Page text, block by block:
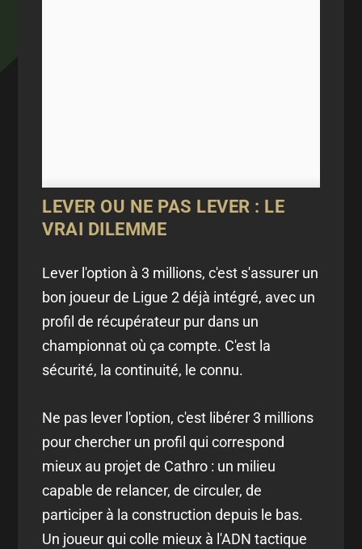
LEVER OU NE PAS LEVER : LE
VRAI DILEMME
Lever l'option à 3 millions, c'est s'assurer un
bon joueur de Ligue 2 déjà intégré, avec un
profil de récupérateur pur dans un
championnat où ça compte. C'est la
sécurité, la continuité, le connu.
Ne pas lever l'option, c'est libérer 3 millions
pour chercher un profil qui correspond
mieux au projet de Cathro : un milieu
capable de relancer, de circuler, de
participer à la construction depuis le bas.
Un joueur qui colle mieux à l'ADN tactique